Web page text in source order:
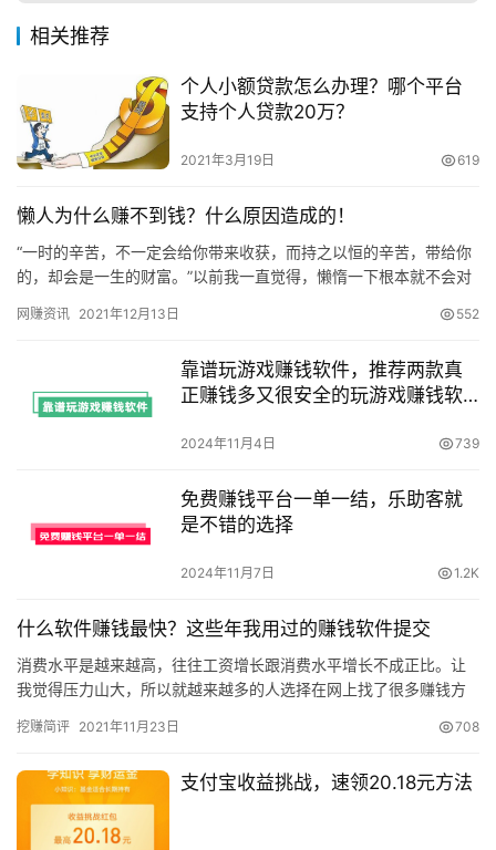
相关推荐
个人小额贷款怎么办理？哪个平台
支持个人贷款20万？
2021年3月19日 619
懒人为什么赚不到钱？什么原因造成的！
“一时的辛苦，不一定会给你带来收获，而持之以恒的辛苦，带给你
的，却会是一生的财富。”以前我一直觉得，懒惰一下根本就不会对
已…
网赚资讯 2021年12月13日 552
靠谱玩游戏赚钱软件，推荐两款真
正赚钱多又很安全的玩游戏赚钱软
2024年11月4日 739
免费赚钱平台一单一结，乐助客就
是不错的选择
2024年11月7日 1.2K
什么软件赚钱最快？这些年我用过的赚钱软件提交
消费水平是越来越高，往往工资增长跟消费水平增长不成正比。让
我觉得压力山大，所以就越来越多的人选择在网上找了很多赚钱方
也是…
挖赚简评 2021年11月23日 708
支付宝收益挑战，速领20.18元方法